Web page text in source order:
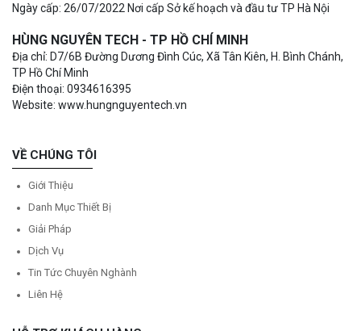
Ngày cấp: 26/07/2022 Nơi cấp Sở kế hoạch và đầu tư TP Hà Nội
HÙNG NGUYÊN TECH - TP HỒ CHÍ MINH
Địa chỉ: D7/6B Đường Dương Đình Cúc, Xã Tân Kiên, H. Bình Chánh,
TP Hồ Chí Minh
Điện thoại: 0934616395
Website: www.hungnguyentech.vn
VỀ CHÚNG TÔI
Giới Thiệu
Danh Mục Thiết Bị
Giải Pháp
Dịch Vụ
Tin Tức Chuyên Nghành
Liên Hệ